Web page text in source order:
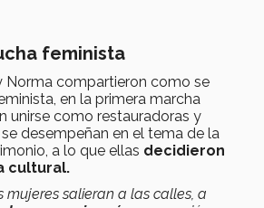
feminista
Norma compartieron como se
en la primera marcha
unirse como restauradoras y
desempeñan en el tema de la
a lo que ellas decidieron
cultural.
mujeres salieran a las calles, a